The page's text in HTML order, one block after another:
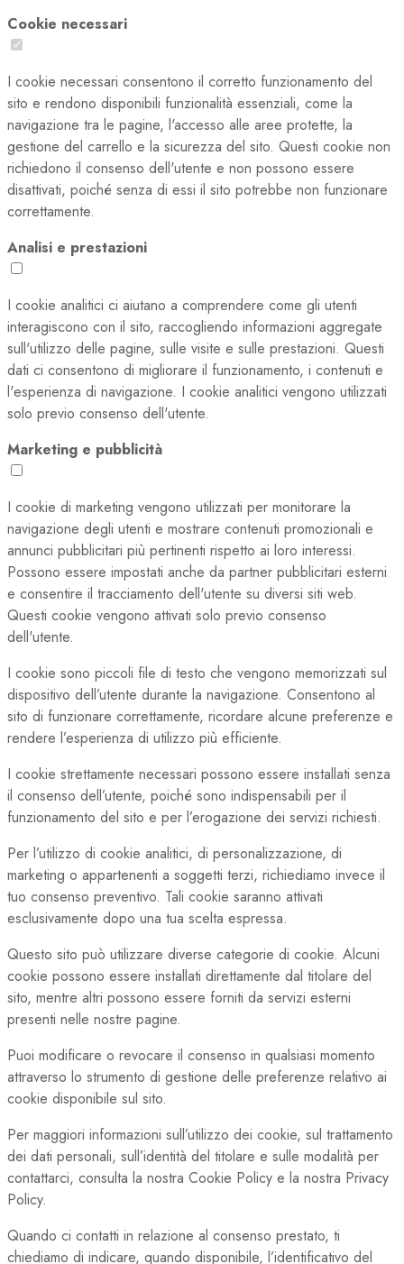
Cookie necessari
I cookie necessari consentono il corretto funzionamento del
sito e rendono disponibili funzionalità essenziali, come la
navigazione tra le pagine, l'accesso alle aree protette, la
gestione del carrello e la sicurezza del sito. Questi cookie non
richiedono il consenso dell'utente e non possono essere
disattivati, poiché senza di essi il sito potrebbe non funzionare
correttamente.
Analisi e prestazioni
I cookie analitici ci aiutano a comprendere come gli utenti
interagiscono con il sito, raccogliendo informazioni aggregate
sull'utilizzo delle pagine, sulle visite e sulle prestazioni. Questi
dati ci consentono di migliorare il funzionamento, i contenuti e
l'esperienza di navigazione. I cookie analitici vengono utilizzati
solo previo consenso dell'utente.
Marketing e pubblicità
I cookie di marketing vengono utilizzati per monitorare la
navigazione degli utenti e mostrare contenuti promozionali e
annunci pubblicitari più pertinenti rispetto ai loro interessi.
Possono essere impostati anche da partner pubblicitari esterni
e consentire il tracciamento dell'utente su diversi siti web.
Questi cookie vengono attivati solo previo consenso
dell'utente.
I cookie sono piccoli file di testo che vengono memorizzati sul
dispositivo dell’utente durante la navigazione. Consentono al
sito di funzionare correttamente, ricordare alcune preferenze e
rendere l’esperienza di utilizzo più efficiente.
I cookie strettamente necessari possono essere installati senza
il consenso dell’utente, poiché sono indispensabili per il
funzionamento del sito e per l’erogazione dei servizi richiesti.
Per l’utilizzo di cookie analitici, di personalizzazione, di
marketing o appartenenti a soggetti terzi, richiediamo invece il
tuo consenso preventivo. Tali cookie saranno attivati
esclusivamente dopo una tua scelta espressa.
Questo sito può utilizzare diverse categorie di cookie. Alcuni
cookie possono essere installati direttamente dal titolare del
sito, mentre altri possono essere forniti da servizi esterni
presenti nelle nostre pagine.
Puoi modificare o revocare il consenso in qualsiasi momento
attraverso lo strumento di gestione delle preferenze relativo ai
cookie disponibile sul sito.
Per maggiori informazioni sull’utilizzo dei cookie, sul trattamento
dei dati personali, sull’identità del titolare e sulle modalità per
contattarci, consulta la nostra Cookie Policy e la nostra Privacy
Policy.
Quando ci contatti in relazione al consenso prestato, ti
chiediamo di indicare, quando disponibile, l’identificativo del